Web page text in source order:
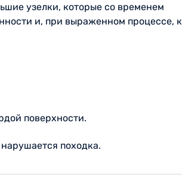
узелки, которые со временем
и, при выраженном процессе, к
поверхности.
походка.